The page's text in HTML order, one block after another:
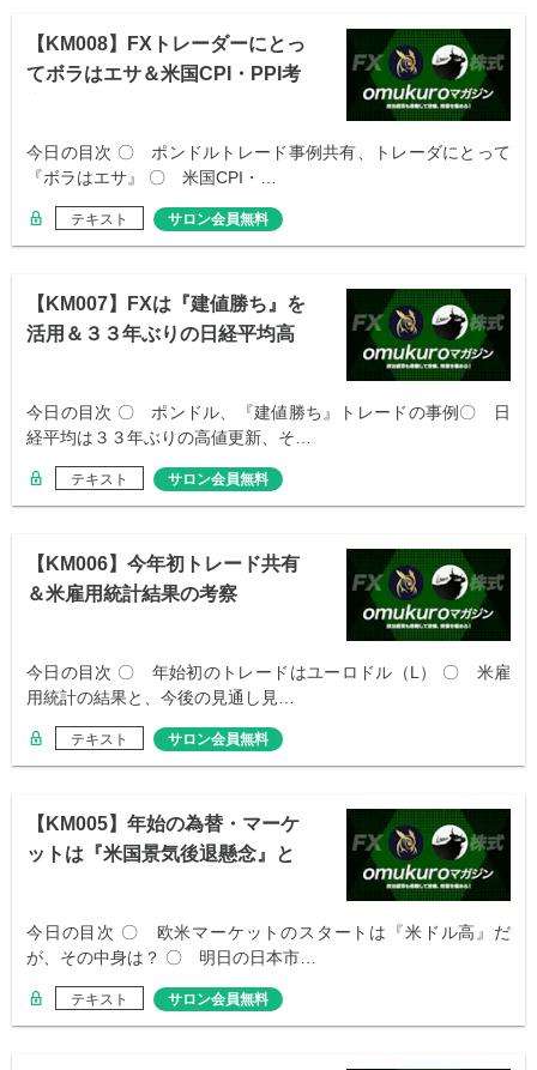
【KM008】FXトレーダーにとっ
てボラはエサ＆米国CPI・PPI考
今日の目次 〇 ポンドルトレード事例共有、トレーダにとって
『ボラはエサ』 〇 米国CPI・…
テキスト サロン会員無料
【KM007】FXは『建値勝ち』を
活用＆３３年ぶりの日経平均高
今日の目次 〇 ポンドル、『建値勝ち』トレードの事例〇 日
経平均は３３年ぶりの高値更新、そ…
テキスト サロン会員無料
【KM006】今年初トレード共有
＆米雇用統計結果の考察
今日の目次 〇 年始初のトレードはユーロドル（L） 〇 米雇
用統計の結果と、今後の見通し見…
テキスト サロン会員無料
【KM005】年始の為替・マーケ
ットは『米国景気後退懸念』と
今日の目次 〇 欧米マーケットのスタートは『米ドル高』だ
が、その中身は？ 〇 明日の日本市…
テキスト サロン会員無料